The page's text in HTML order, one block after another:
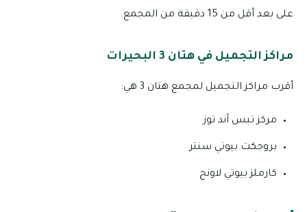
على بعد أقل من 15 دقيقة من المجمع.
مراكز التجميل في هتان 3 البحيرات
أقرب مراكز التجميل لمجمع هتان 3 هي:
مركز تبس آند توز
بروجكت بيوتي سنتر
كارملز بيوتي لاونج